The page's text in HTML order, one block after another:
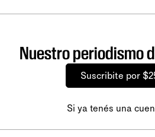
Nuestro periodismo
Suscribite por
Si ya tenés una